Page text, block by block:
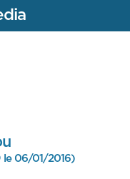
le 06/01/2016)